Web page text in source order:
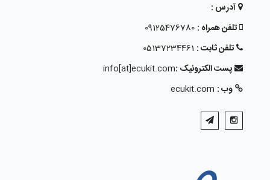
آدرس :
تلفن همراه : 09125476780
تلفن ثابت : 05137234461
پست الکترونیک :info[at]ecukit.com
وب : ecukit.com